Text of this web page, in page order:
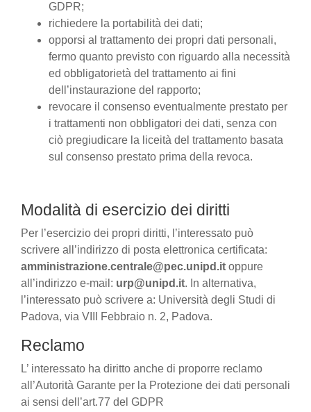
GDPR;
richiedere la portabilità dei dati;
opporsi al trattamento dei propri dati personali,
fermo quanto previsto con riguardo alla necessità
ed obbligatorietà del trattamento ai fini
dell’instaurazione del rapporto;
revocare il consenso eventualmente prestato per
i trattamenti non obbligatori dei dati, senza con
ciò pregiudicare la liceità del trattamento basata
sul consenso prestato prima della revoca.
Modalità di esercizio dei diritti
Per l’esercizio dei propri diritti, l’interessato può
scrivere all’indirizzo di posta elettronica certificata:
amministrazione.centrale@pec.unipd.it oppure
all’indirizzo e-mail: urp@unipd.it. In alternativa,
l’interessato può scrivere a: Università degli Studi di
Padova, via VIII Febbraio n. 2, Padova.
Reclamo
L’ interessato ha diritto anche di proporre reclamo
all’Autorità Garante per la Protezione dei dati personali
ai sensi dell’art.77 del GDPR